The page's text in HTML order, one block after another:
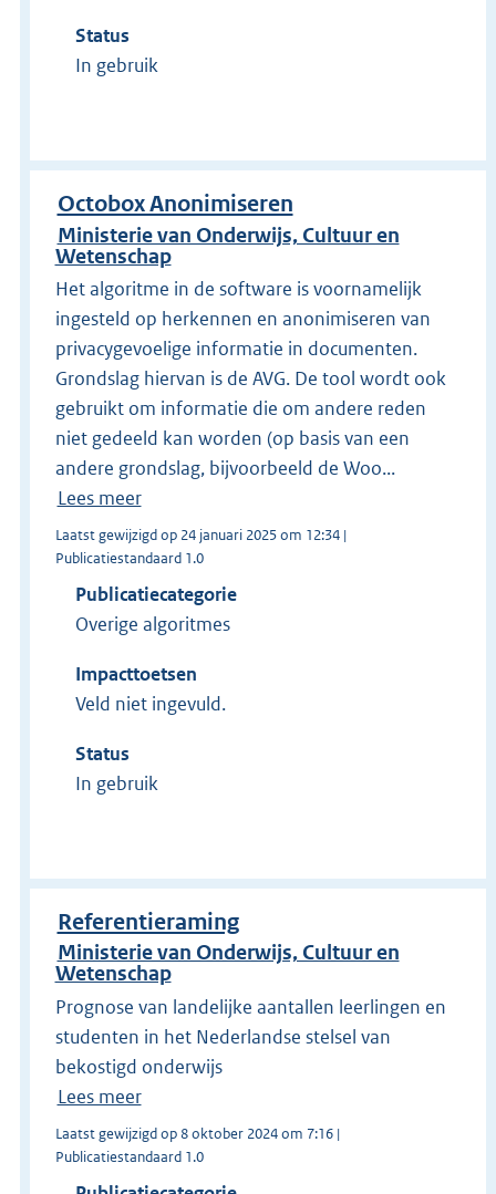
Status
In gebruik
Octobox Anonimiseren
Ministerie van Onderwijs, Cultuur en
Wetenschap
Het algoritme in de software is voornamelijk
ingesteld op herkennen en anonimiseren van
privacygevoelige informatie in documenten.
Grondslag hiervan is de AVG. De tool wordt ook
gebruikt om informatie die om andere reden
niet gedeeld kan worden (op basis van een
andere grondslag, bijvoorbeeld de Woo...
Lees meer
Laatst gewijzigd op 24 januari 2025 om 12:34 |
Publicatiestandaard 1.0
Publicatiecategorie
Overige algoritmes
Impacttoetsen
Veld niet ingevuld.
Status
In gebruik
Referentieraming
Ministerie van Onderwijs, Cultuur en
Wetenschap
Prognose van landelijke aantallen leerlingen en
studenten in het Nederlandse stelsel van
bekostigd onderwijs
Lees meer
Laatst gewijzigd op 8 oktober 2024 om 7:16 |
Publicatiestandaard 1.0